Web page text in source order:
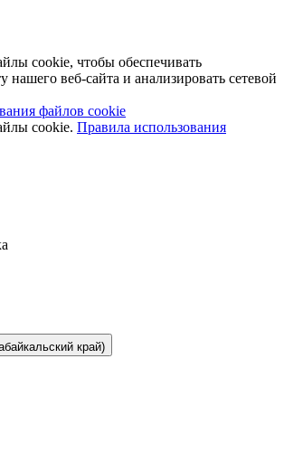
cookie, чтобы обеспечивать
нашего веб-сайта и анализировать сетевой
файлов cookie
cookie. Правила использования
край)